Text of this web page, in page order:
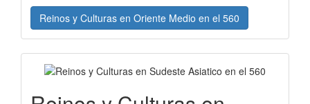
Reinos y Culturas en Oriente Medio en el 560